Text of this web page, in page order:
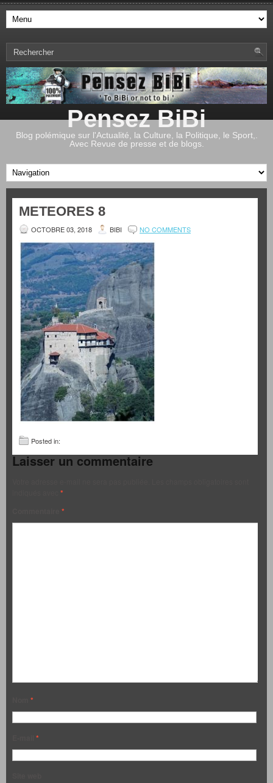
Pensez BiBi
Blog polémique sur l'Actualité, la Culture, la Politique, le Sport,.
Avec Revue de presse et de blogs.
METEORES 8
OCTOBRE 03, 2018 BIBI NO COMMENTS
Posted in:
Laisser un commentaire
*
*
*
*